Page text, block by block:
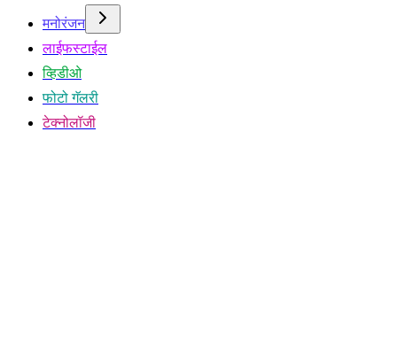
मनोरंजन
लाईफस्टाईल
व्हिडीओ
फोटो गॅलरी
टेक्नोलॉजी